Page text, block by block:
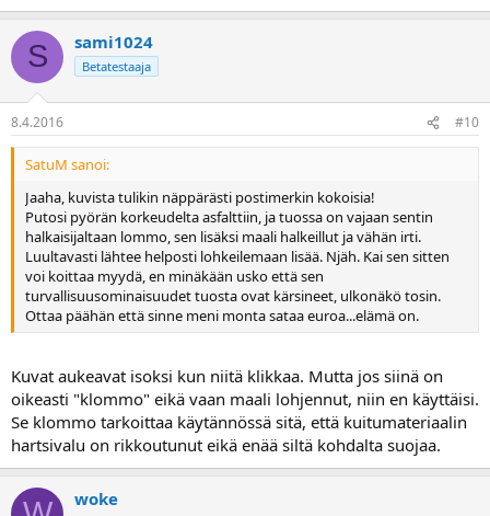
S sami1024
Betatestaaja
8.4.2016 #10
SatuM sanoi:
Jaaha, kuvista tulikin näppärästi postimerkin kokoisia!
Putosi pyörän korkeudelta asfalttiin, ja tuossa on vajaan sentin
halkaisijaltaan lommo, sen lisäksi maali halkeillut ja vähän irti.
Luultavasti lähtee helposti lohkeilemaan lisää. Njäh. Kai sen sitten
voi koittaa myydä, en minäkään usko että sen
turvallisuusominaisuudet tuosta ovat kärsineet, ulkonäkö tosin.
Ottaa päähän että sinne meni monta sataa euroa...elämä on.
Kuvat aukeavat isoksi kun niitä klikkaa. Mutta jos siinä on
oikeasti "klommo" eikä vaan maali lohjennut, niin en käyttäisi.
Se klommo tarkoittaa käytännössä sitä, että kuitumateriaalin
hartsivalu on rikkoutunut eikä enää siltä kohdalta suojaa.
woke